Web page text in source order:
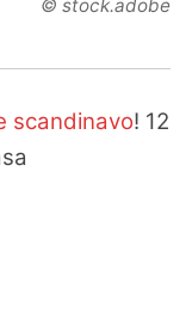
© stock.adobe
scandinavo! 12